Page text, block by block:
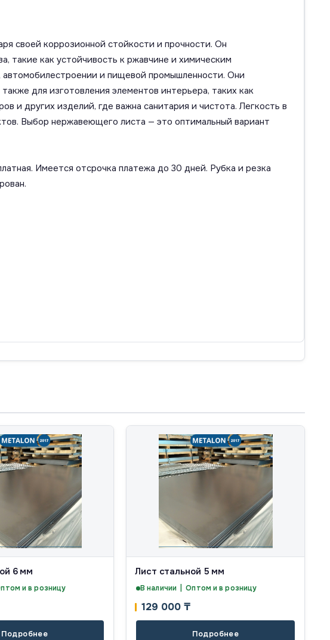
своей коррозионной стойкости и прочности. Он
такие как устойчивость к ржавчине и химическим
и пищевой промышленности. Они
для изготовления элементов интерьера, таких как
и других изделий, где важна санитария и чистота. Легкость в
Выбор нержавеющего листа — это оптимальный вариант
Имеется отсрочка платежа до 30 дней. Рубка и резка
6 мм
и в розницу
Подробнее
Лист стальной 5 мм
В наличии | Оптом и в розницу
129 000 ₸
Подробнее